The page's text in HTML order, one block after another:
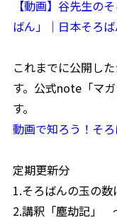
【動画】谷先生の
ばん」｜日本そろ
これまでに公開し
す。公式note「マ
す。
動画で知ろう！そ
定期更新分
1.そろばんの玉の数
2.講釈「塵劫記」